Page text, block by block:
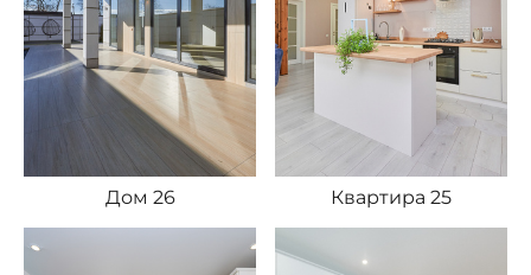
Дом 26 Квартира 25